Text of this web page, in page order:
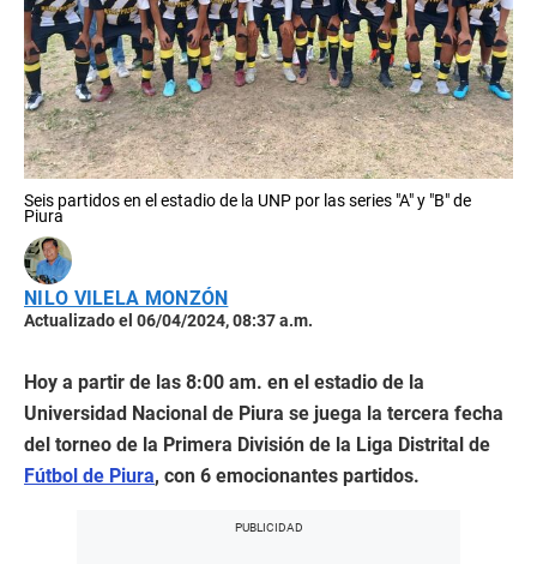
Seis partidos en el estadio de la UNP por las series "A" y "B" de
Piura
NILO VILELA MONZÓN
Actualizado el 06/04/2024, 08:37 a.m.
Hoy a partir de las 8:00 am. en el estadio de la
Universidad Nacional de Piura se juega la tercera fecha
del torneo de la Primera División de la Liga Distrital de
Fútbol de Piura, con 6 emocionantes partidos.